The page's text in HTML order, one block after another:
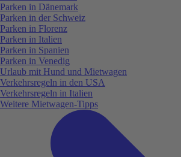
Parken in Dänemark
Parken in der Schweiz
Parken in Florenz
Parken in Italien
Parken in Spanien
Parken in Venedig
Urlaub mit Hund und Mietwagen
Verkehrsregeln in den USA
Verkehrsregeln in Italien
Weitere Mietwagen-Tipps